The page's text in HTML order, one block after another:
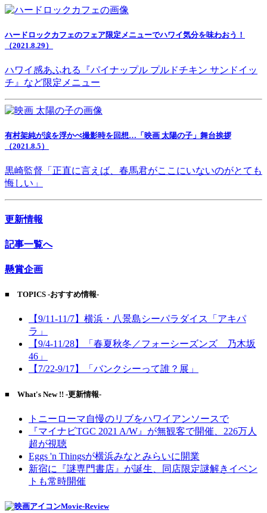
ハードロックカフェのフェア限定メニューでハワイ気分を味わおう！
（2021.8.29）
ハワイ感あふれる『パイナップル プルドチキン サンドイッ
チ』など限定メニュー
有村架純が涙を浮かべ撮影時を回想…「映画 太陽の子」舞台挨拶
（2021.8.5）
黒崎監督「正直に言えば、春馬君がここにいないのがとても
悔しい」
更新情報
記事一覧へ
懸賞企画
■ TOPICS -おすすめ情報-
【9/11-11/7】横浜・八景島シーパラダイス「アキパ
ラ」
【9/4-11/28】「春夏秋冬／フォーシーズンズ 乃木坂
46」
【7/22-9/17】「バンクシーって誰？展」
■ What's New !! -更新情報-
トニーローマ自慢のリブをハワイアンソースで
『マイナビTGC 2021 A/W』が無観客で開催、226万人
超が視聴
Eggs 'n Thingsが横浜みなとみらいに開業
新宿に『謎専門書店』が誕生、同店限定謎解きイベン
トも常時開催
Movie-Review